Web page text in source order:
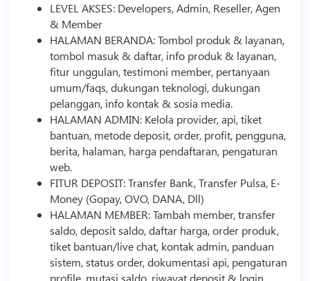
LEVEL AKSES: Developers, Admin, Reseller, Agen
& Member
HALAMAN BERANDA: Tombol produk & layanan,
tombol masuk & daftar, info produk & layanan,
fitur unggulan, testimoni member, pertanyaan
umum/faqs, dukungan teknologi, dukungan
pelanggan, info kontak & sosia media.
HALAMAN ADMIN: Kelola provider, api, tiket
bantuan, metode deposit, order, profit, pengguna,
berita, halaman, harga pendaftaran, pengaturan
web.
FITUR DEPOSIT: Transfer Bank, Transfer Pulsa, E-
Money (Gopay, OVO, DANA, Dll)
HALAMAN MEMBER: Tambah member, transfer
saldo, deposit saldo, daftar harga, order produk,
tiket bantuan/live chat, kontak admin, panduan
sistem, status order, dokumentasi api, pengaturan